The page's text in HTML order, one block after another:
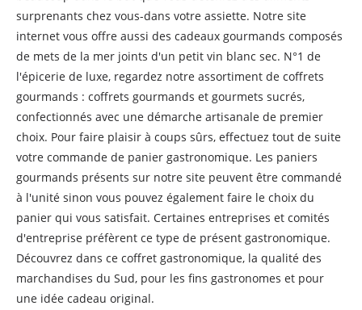
surprenants chez vous-dans votre assiette. Notre site
internet vous offre aussi des cadeaux gourmands composés
de mets de la mer joints d'un petit vin blanc sec. N°1 de
l'épicerie de luxe, regardez notre assortiment de coffrets
gourmands : coffrets gourmands et gourmets sucrés,
confectionnés avec une démarche artisanale de premier
choix. Pour faire plaisir à coups sûrs, effectuez tout de suite
votre commande de panier gastronomique. Les paniers
gourmands présents sur notre site peuvent être commandé
à l'unité sinon vous pouvez également faire le choix du
panier qui vous satisfait. Certaines entreprises et comités
d'entreprise préfèrent ce type de présent gastronomique.
Découvrez dans ce coffret gastronomique, la qualité des
marchandises du Sud, pour les fins gastronomes et pour
une idée cadeau original.